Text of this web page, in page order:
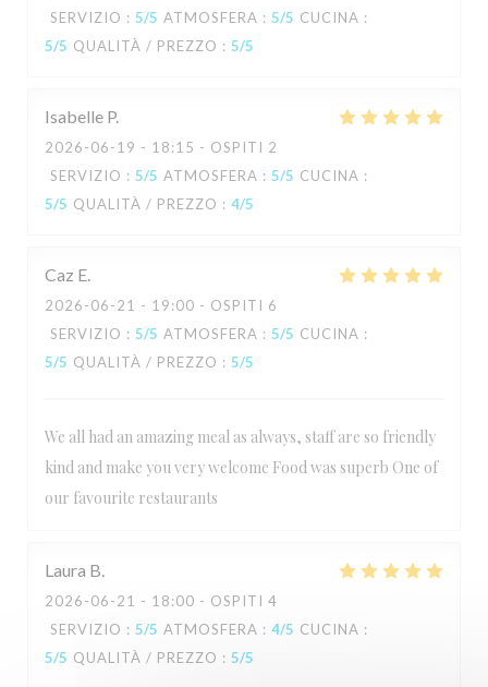
SERVIZIO : 5/5 ATMOSFERA : 5/5 CUCINA :
5/5 QUALITÀ / PREZZO : 5/5
Isabelle P
2026-06-19 - 18:15 - OSPITI 2
SERVIZIO : 5/5 ATMOSFERA : 5/5 CUCINA :
5/5 QUALITÀ / PREZZO : 4/5
Caz E
2026-06-21 - 19:00 - OSPITI 6
SERVIZIO : 5/5 ATMOSFERA : 5/5 CUCINA :
5/5 QUALITÀ / PREZZO : 5/5
We all had an amazing meal as always, staff are so friendly
kind and make you very welcome Food was superb One of
our favourite restaurants
Laura B
2026-06-21 - 18:00 - OSPITI 4
SERVIZIO : 5/5 ATMOSFERA : 4/5 CUCINA :
5/5 QUALITÀ / PREZZO : 5/5